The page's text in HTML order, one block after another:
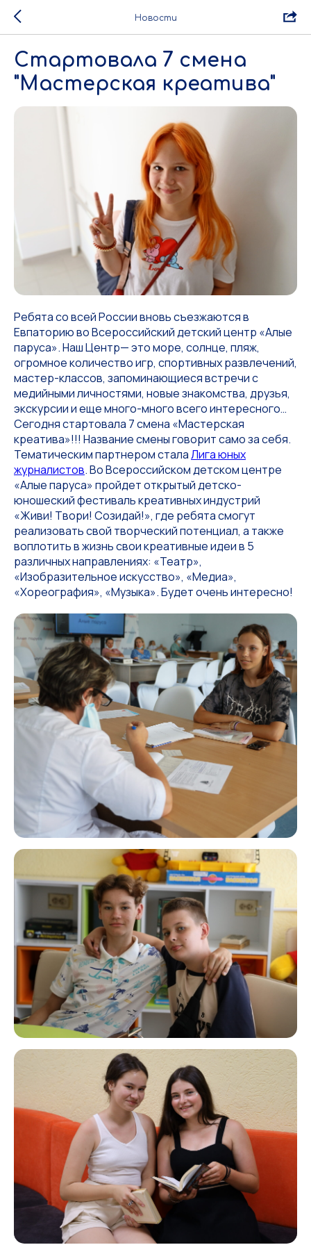
Новости
Стартовала 7 смена
"Мастерская креатива"
Ребята со всей России вновь съезжаются в
Евпаторию во Всероссийский детский центр «Алые
паруса». Наш Центр— это море, солнце, пляж,
огромное количество игр, спортивных развлечений,
мастер-классов, запоминающиеся встречи с
медийными личностями, новые знакомства, друзья,
экскурсии и еще много-много всего интересного…
Сегодня стартовала 7 смена «Мастерская
креатива»!!! Название смены говорит само за себя.
Тематическим партнером сталаЛига юных
журналистов. Во Всероссийском детском центре
«Алые паруса» пройдет открытый детско-
юношеский фестиваль креативных индустрий
«Живи! Твори! Созидай!», где ребята смогут
реализовать свой творческий потенциал, а также
воплотить в жизнь свои креативные идеи в 5
различных направлениях: «Театр»,
«Изобразительное искусство», «Медиа»,
«Хореография», «Музыка». Будет очень интересно!